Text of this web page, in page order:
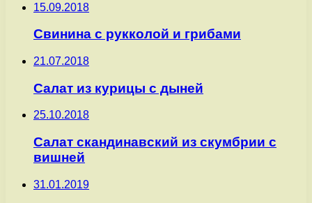
15.09.2018
Свинина с рукколой и грибами
21.07.2018
Салат из курицы с дыней
25.10.2018
Салат скандинавский из скумбрии с
вишней
31.01.2019